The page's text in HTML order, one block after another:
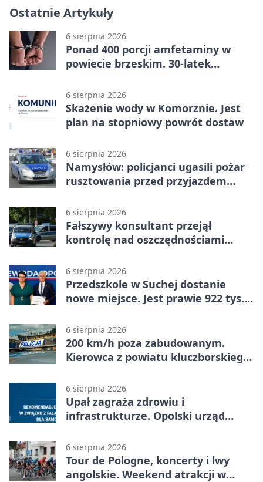
Ostatnie Artykuły
6 sierpnia 2026
Ponad 400 porcji amfetaminy w
powiecie brzeskim. 30-latek
6 sierpnia 2026
Skażenie wody w Komorznie. Jest
plan na stopniowy powrót dostaw
6 sierpnia 2026
Namysłów: policjanci ugasili pożar
rusztowania przed przyjazdem
6 sierpnia 2026
Fałszywy konsultant przejął
kontrolę nad oszczędnościami
6 sierpnia 2026
Przedszkole w Suchej dostanie
nowe miejsce. Jest prawie 922 tys.
6 sierpnia 2026
200 km/h poza zabudowanym.
Kierowca z powiatu kluczborskiego
6 sierpnia 2026
Upał zagraża zdrowiu i
infrastrukturze. Opolski urząd
6 sierpnia 2026
Tour de Pologne, koncerty i lwy
angolskie. Weekend atrakcji w